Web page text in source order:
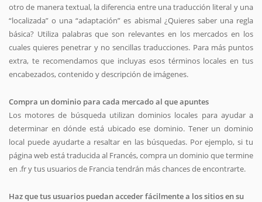
otro de manera textual, la diferencia entre una traducción literal y una
“localizada” o una “adaptación” es abismal ¿Quieres saber una regla
básica? Utiliza palabras que son relevantes en los mercados en los
cuales quieres penetrar y no sencillas traducciones. Para más puntos
extra, te recomendamos que incluyas esos términos locales en tus
encabezados, contenido y descripción de imágenes.
Compra un dominio para cada mercado al que apuntes
Los motores de búsqueda utilizan dominios locales para ayudar a
determinar en dónde está ubicado ese dominio. Tener un dominio
local puede ayudarte a resaltar en las búsquedas. Por ejemplo, si tu
página web está traducida al Francés, compra un dominio que termine
en .fr y tus usuarios de Francia tendrán más chances de encontrarte.
Haz que tus usuarios puedan acceder fácilmente a los sitios en su